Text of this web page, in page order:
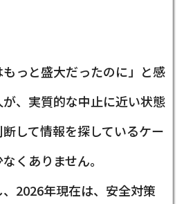
もっと盛大だったのに」と感
が、実質的な中止に近い状態
して情報を探しているケー
くありません。
、2026年現在は、安全対策